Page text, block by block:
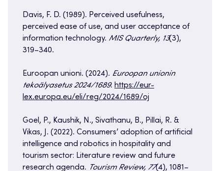
Davis, F. D. (1989). Perceived usefulness,
perceived ease of use, and user acceptance of
information technology. MIS Quarterly, 13(3),
319–340.
Euroopan unioni. (2024). Euroopan unionin
tekoälyasetus 2024/1689. https://eur-
lex.europa.eu/eli/reg/2024/1689/oj
Goel, P., Kaushik, N., Sivathanu, B., Pillai, R. &
Vikas, J. (2022). Consumers’ adoption of artificial
intelligence and robotics in hospitality and
tourism sector: Literature review and future
research agenda. Tourism Review, 77(4), 1081–